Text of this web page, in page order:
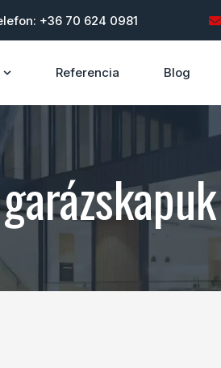
+36 70 624 0981
Referencia Blog